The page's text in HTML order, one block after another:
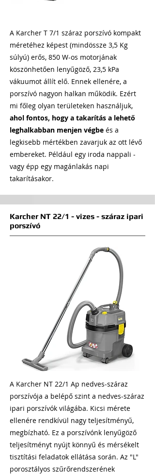
A Karcher T 7/1 száraz porszívó kompakt
méretéhez képest (mindössze 3,5 Kg
súlyú) erős, 850 W-os motorjának
köszönhetően lenyűgöző, 23,5 kPa
vákuumot állít elő. Ennek ellenére, a
porszívó nagyon halkan működik. Ezért
mi főleg olyan területeken használjuk,
ahol fontos, hogy a takarítás a lehető
leghalkabban menjen végbe és a
legkisebb mértékben zavarjuk az ott lévő
embereket. Például egy iroda nappali -
vagy épp egy magánlakás napi
takarításakor.
Karcher NT 22/1 - vizes - száraz ipari
porszívó
A Karcher NT 22/1 Ap nedves-száraz
porszívója a belépő szint a nedves-száraz
ipari porszívók világába. Kicsi mérete
ellenére rendkívül nagy teljesítményű,
megbízható. Ez a porszívónk lenyűgöző
teljesítményt nyújt könnyű és mérsékelt
tisztítási feladatok ellátása során. Az "L"
porosztályos szűrőrendszerének